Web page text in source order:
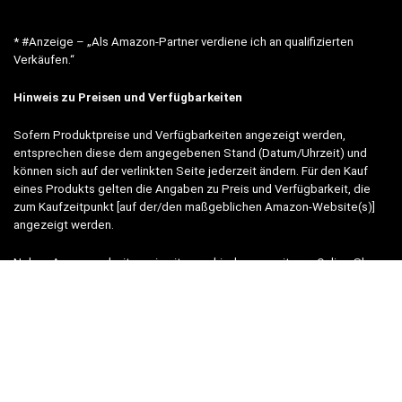
* #Anzeige – „Als Amazon-Partner verdiene ich an qualifizierten
Verkäufen.“
Hinweis zu Preisen und Verfügbarkeiten
Sofern Produktpreise und Verfügbarkeiten angezeigt werden,
entsprechen diese dem angegebenen Stand (Datum/Uhrzeit) und
können sich auf der verlinkten Seite jederzeit ändern. Für den Kauf
eines Produkts gelten die Angaben zu Preis und Verfügbarkeit, die
zum Kaufzeitpunkt [auf der/den maßgeblichen Amazon-Website(s)]
angezeigt werden.
Neben Amazon arbeiten wir mit verschiedenen weiteren Online-Shops